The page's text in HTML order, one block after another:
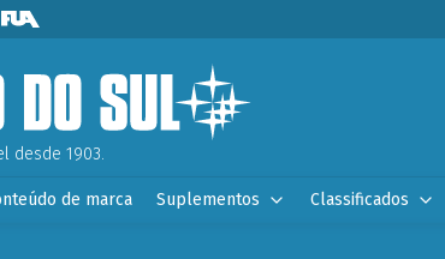
desde 1903.
de marca Suplementos Classificados